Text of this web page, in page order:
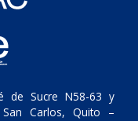
de Sucre N58-63 y
Carlos, Quito –